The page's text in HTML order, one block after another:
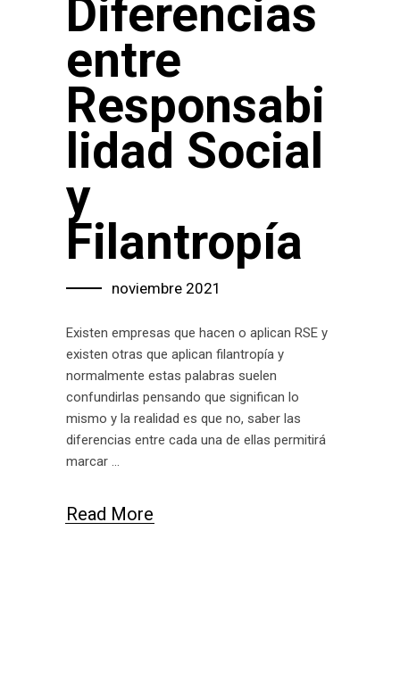
Diferencias
entre
Responsabi
lidad Social
y
Filantropía
noviembre 2021
Existen empresas que hacen o aplican RSE y
existen otras que aplican filantropía y
normalmente estas palabras suelen
confundirlas pensando que significan lo
mismo y la realidad es que no, saber las
diferencias entre cada una de ellas permitirá
marcar
Read More